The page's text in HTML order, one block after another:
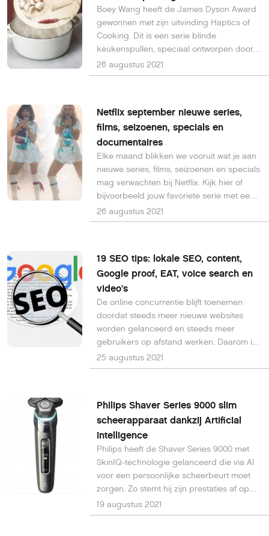
Boey Wang heeft de James Dyson Award
gewonnen met zijn uitvinding Haptics of
Cooking. Dit is een serie blinde
keukenspullen, speciaal ontworpen door
de ervaring van aanraking zodat mensen
die niet kunnen zien toch veilig kunnen
26 augustus 2021
Netflix september nieuwe series,
films, seizoenen, specials en
documentaires
Elke maand blikken we vooruit wat je aan
nieuwe series, films, seizoenen en specials
mag verwachten bij Netflix. Kijk hier of
bijvoorbeeld jouw favoriete serie met een
nieuw seizoen begint of welke films er in
september te zien zijn.
26 augustus 2021
19 SEO tips: lokale SEO, content,
Google proof, EAT, voice search en
video’s
De online concurrentie blijft toenemen
doordat steeds meer nieuwe websites
worden gelanceerd en steeds meer
gebruikers op afstand werken. Daarom is
SEO (zoekmachine-optimalisatie)
belangrijker dan ooit, lees hier 19 tips voor
25 augustus 2021
Philips Shaver Series 9000 slim
scheerapparaat dankzij Artificial
Intelligence
Philips heeft de Shaver Series 9000 met
SkinIQ-technologie gelanceerd die via AI
voor een persoonlijke scheerbeurt moet
zorgen. Zo stemt hij zijn prestaties af op
jouw unieke huid- en haartype, wat moet
leiden tot een glad resultaat en minder
19 augustus 2021